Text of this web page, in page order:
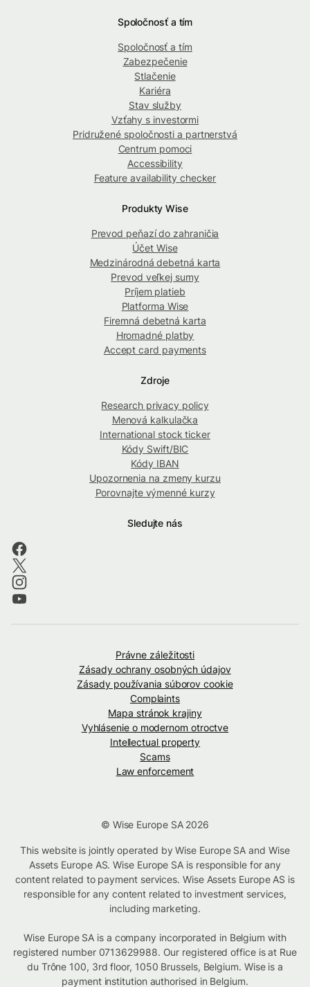
Spoločnosť a tím
Spoločnosť a tím
Zabezpečenie
Stlačenie
Kariéra
Stav služby
Vzťahy s investormi
Pridružené spoločnosti a partnerstvá
Centrum pomoci
Accessibility
Feature availability checker
Produkty Wise
Prevod peňazí do zahraničia
Účet Wise
Medzinárodná debetná karta
Prevod veľkej sumy
Príjem platieb
Platforma Wise
Firemná debetná karta
Hromadné platby
Accept card payments
Zdroje
Research privacy policy
Menová kalkulačka
International stock ticker
Kódy Swift/BIC
Kódy IBAN
Upozornenia na zmeny kurzu
Porovnajte výmenné kurzy
Sledujte nás
Právne záležitosti
Zásady ochrany osobných údajov
Zásady používania súborov cookie
Complaints
Mapa stránok krajiny
Vyhlásenie o modernom otroctve
Intellectual property
Scams
Law enforcement
© Wise Europe SA 2026
This website is jointly operated by Wise Europe SA and Wise
Assets Europe AS. Wise Europe SA is responsible for any
content related to payment services. Wise Assets Europe AS is
responsible for any content related to investment services,
including marketing.
Wise Europe SA is a company incorporated in Belgium with
registered number 0713629988. Our registered office is at Rue
du Trône 100, 3rd floor, 1050 Brussels, Belgium. Wise is a
payment institution authorised in Belgium.